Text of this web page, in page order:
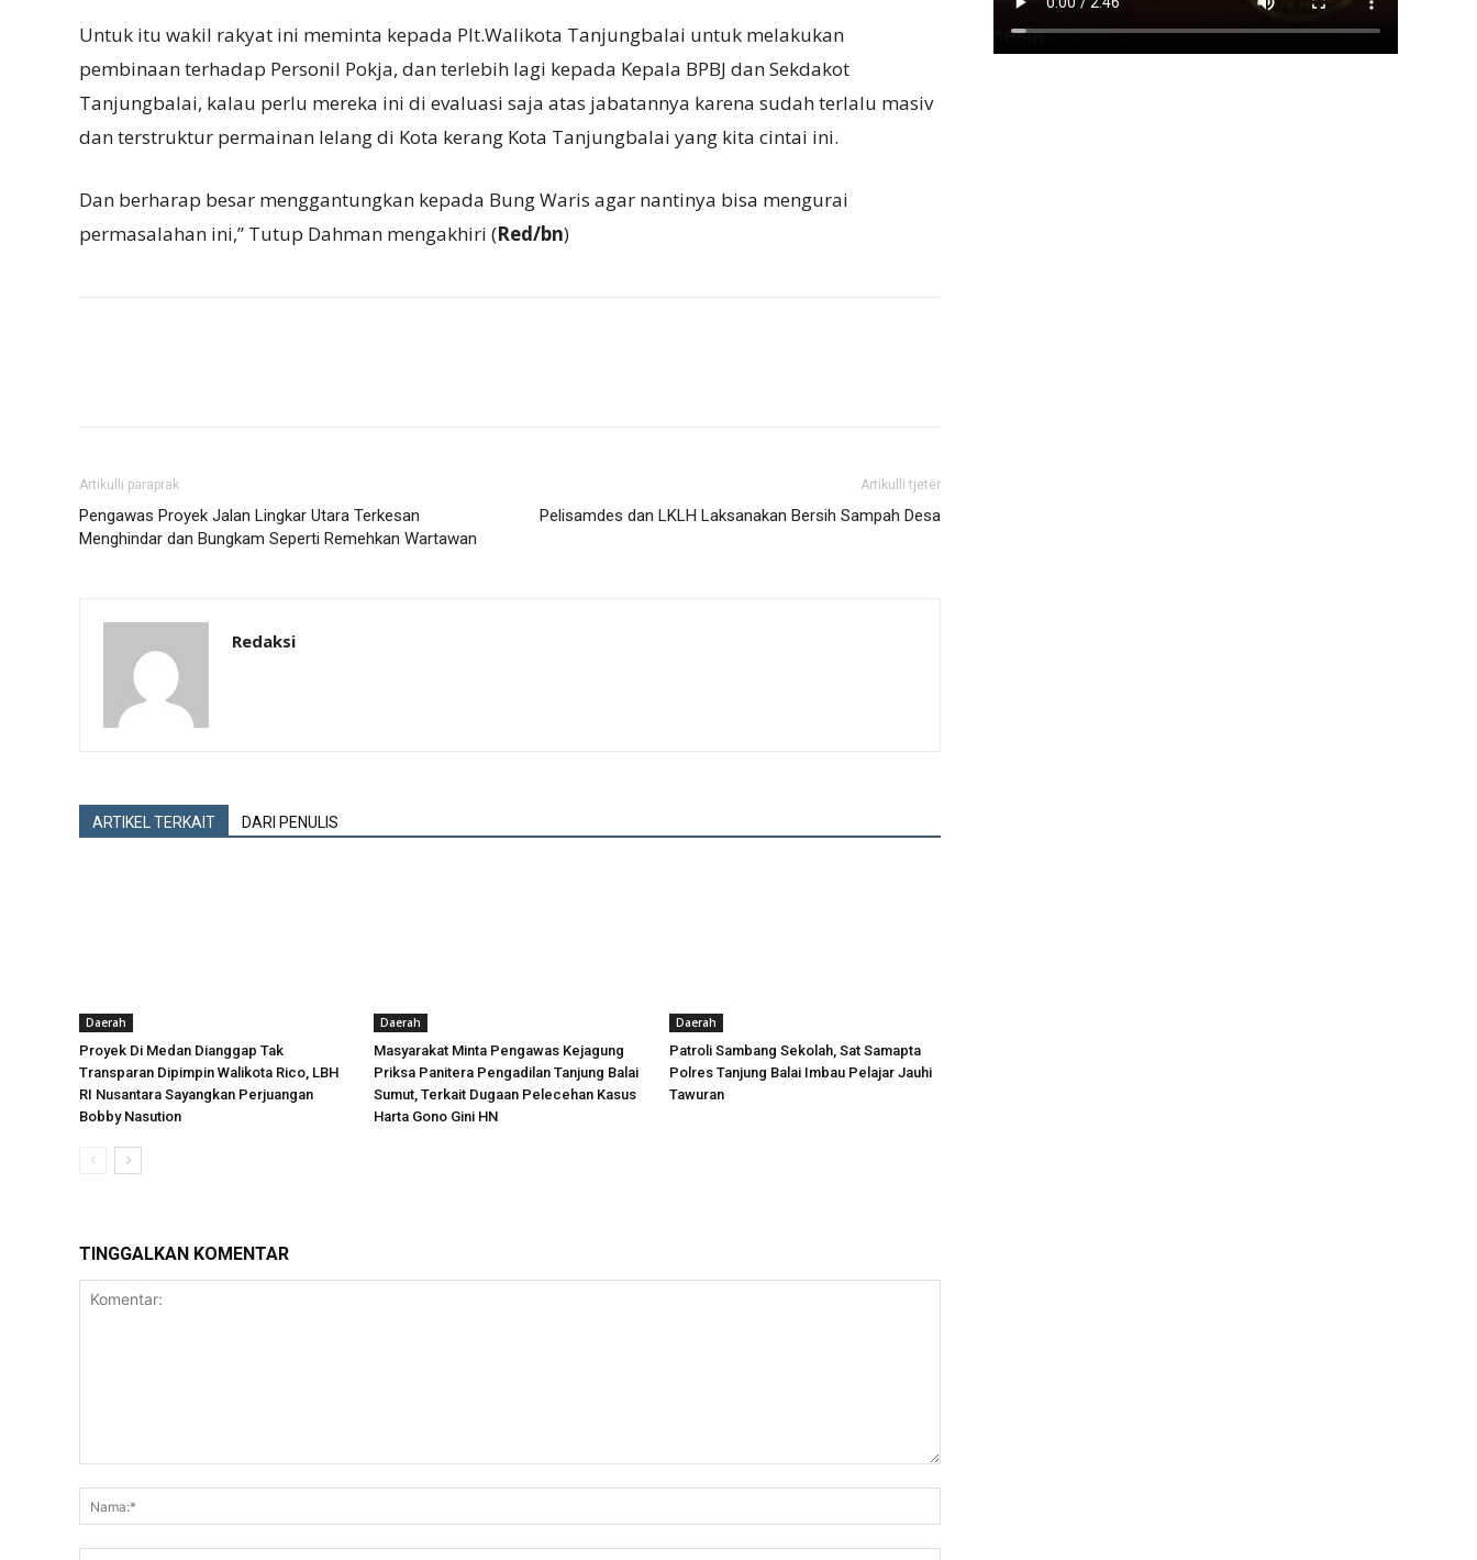
Untuk itu wakil rakyat ini meminta kepada Plt.Walikota Tanjungbalai untuk melakukan
pembinaan terhadap Personil Pokja, dan terlebih lagi kepada Kepala BPBJ dan Sekdakot
Tanjungbalai, kalau perlu mereka ini di evaluasi saja atas jabatannya karena sudah terlalu masiv
dan terstruktur permainan lelang di Kota kerang Kota Tanjungbalai yang kita cintai ini.
Dan berharap besar menggantungkan kepada Bung Waris agar nantinya bisa mengurai
permasalahan ini,” Tutup Dahman mengakhiri (Red/bn)
Artikulli paraprak
Pengawas Proyek Jalan Lingkar Utara Terkesan
Menghindar dan Bungkam Seperti Remehkan Wartawan
Artikulli tjetër
Pelisamdes dan LKLH Laksanakan Bersih Sampah Desa
Redaksi
ARTIKEL TERKAIT DARI PENULIS
Daerah
Proyek Di Medan Dianggap Tak
Transparan Dipimpin Walikota Rico, LBH
RI Nusantara Sayangkan Perjuangan
Bobby Nasution
Daerah
Masyarakat Minta Pengawas Kejagung
Priksa Panitera Pengadilan Tanjung Balai
Sumut, Terkait Dugaan Pelecehan Kasus
Harta Gono Gini HN
Daerah
Patroli Sambang Sekolah, Sat Samapta
Polres Tanjung Balai Imbau Pelajar Jauhi
Tawuran
TINGGALKAN KOMENTAR